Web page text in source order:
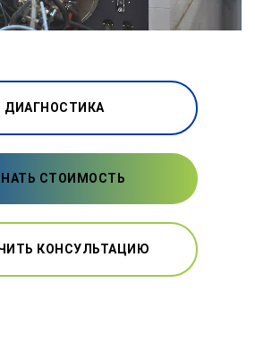
ДИАГНОСТИКА
СТОИМОСТЬ
КОНСУЛЬТАЦИЮ